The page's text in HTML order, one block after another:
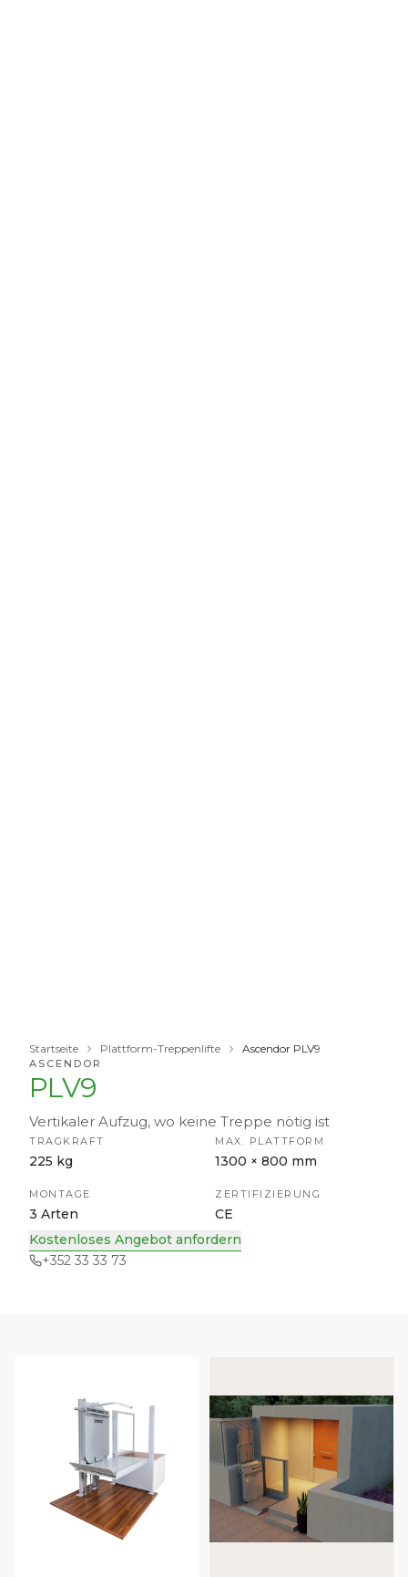
Startseite Plattform-Treppenlifte Ascendor PLV9
ASCENDOR
PLV9
Vertikaler Aufzug, wo keine Treppe nötig ist
TRAGKRAFT
225 kg
MAX. PLATTFORM
1300 × 800 mm
MONTAGE
3 Arten
ZERTIFIZIERUNG
CE
Kostenloses Angebot anfordern
+352 33 33 73